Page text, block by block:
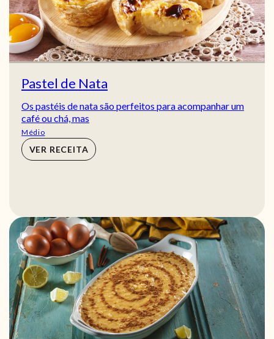
Pastel de Nata
Os pastéis de nata são perfeitos para acompanhar um
café ou chá, mas
Médio
VER RECEITA